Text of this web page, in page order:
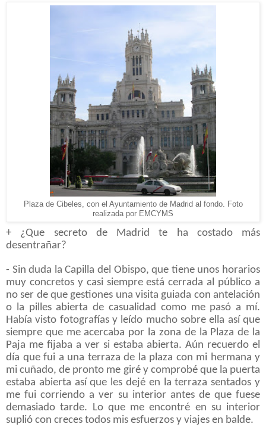
Plaza de Cibeles, con el Ayuntamiento de Madrid al fondo. Foto
realizada por EMCYMS
+ ¿Que secreto de Madrid te ha costado más
desentrañar?
- Sin duda la Capilla del Obispo, que tiene unos horarios
muy concretos y casi siempre está cerrada al público a
no ser de que gestiones una visita guiada con antelación
o la pilles abierta de casualidad como me pasó a mí.
Había visto fotografías y leído mucho sobre ella así que
siempre que me acercaba por la zona de la Plaza de la
Paja me fijaba a ver si estaba abierta. Aún recuerdo el
día que fui a una terraza de la plaza con mi hermana y
mi cuñado, de pronto me giré y comprobé que la puerta
estaba abierta así que les dejé en la terraza sentados y
me fui corriendo a ver su interior antes de que fuese
demasiado tarde. Lo que me encontré en su interior
suplió con creces todos mis esfuerzos y viajes en balde.